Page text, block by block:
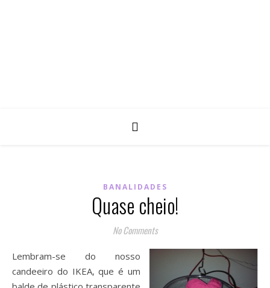
BANALIDADES
Quase cheio!
No Comments
Lembram-se do nosso
candeeiro do IKEA, que é um